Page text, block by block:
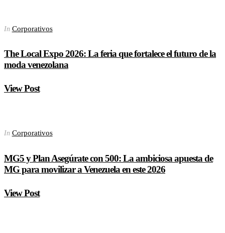
In Corporativos
The Local Expo 2026: La feria que fortalece el futuro de la
moda venezolana
View Post
In Corporativos
MG5 y Plan Asegúrate con 500: La ambiciosa apuesta de
MG para movilizar a Venezuela en este 2026
View Post